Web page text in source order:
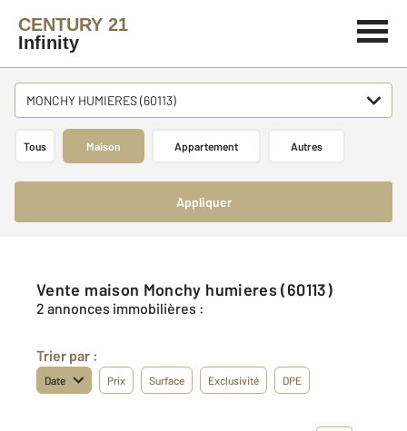
CENTURY 21
Infinity
MONCHY HUMIERES (60113)
Tous Maison Appartement Autres
Appliquer
Vente maison Monchy humieres (60113)
2 annonces immobilières :
Trier par :
Date Prix Surface Exclusivité DPE